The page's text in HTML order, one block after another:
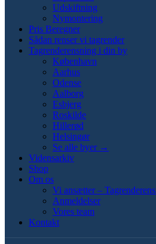
Udskiftning
Nymontering
Pris Beregner
Sådan renser vi tagrender
Tagrenderensning i din by
København
Aarhus
Odense
Aalborg
Esbjerg
Roskilde
Hillerød
Helsingør
Se alle byer →
Vidensarkiv
Shop
Om os
Vi ansætter –
Anmeldelser
Vores team
Kontakt